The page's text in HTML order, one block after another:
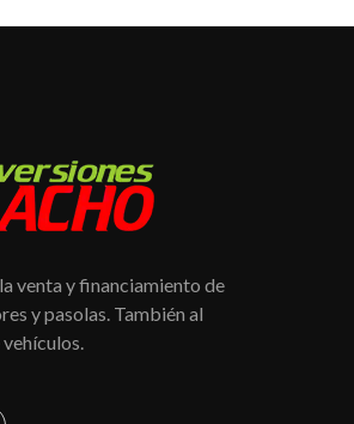
venta y financiamiento de
y pasolas. También al